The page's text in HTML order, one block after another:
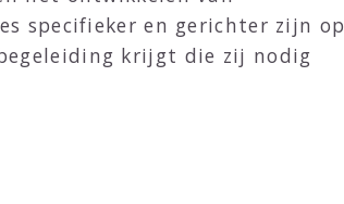
specifieker en gerichter zijn op
krijgt die zij nodig